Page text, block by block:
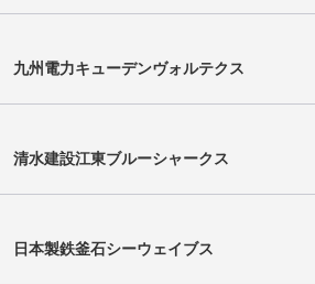
九州電力キューデンヴォルテクス
清水建設江東ブルーシャークス
日本製鉄釜石シーウェイブス